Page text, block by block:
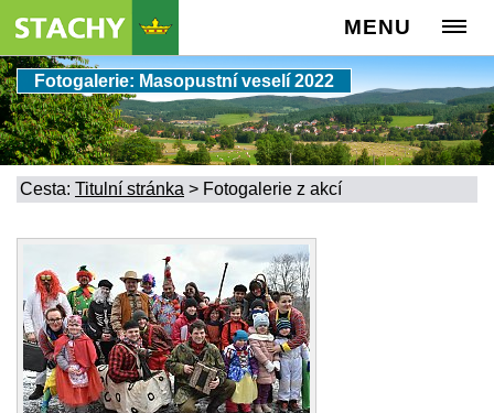
MENU
Fotogalerie: Masopustní veselí 2022
Cesta: Titulní stránka > Fotogalerie z akcí